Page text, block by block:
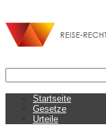
Startseite
Gesetze
Urteile